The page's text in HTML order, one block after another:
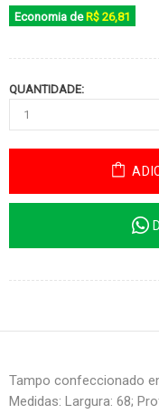
Economia de R$ 26,81
QUANTIDADE:
Tampo confeccionado
Medidas: Largura: 68;